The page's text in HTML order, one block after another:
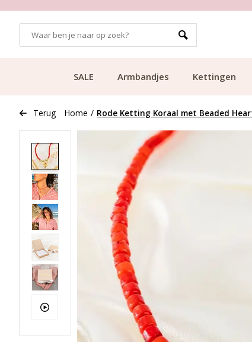
SALE Armbandjes Kettingen
Terug Home / Rode Ketting Koraal met Beaded